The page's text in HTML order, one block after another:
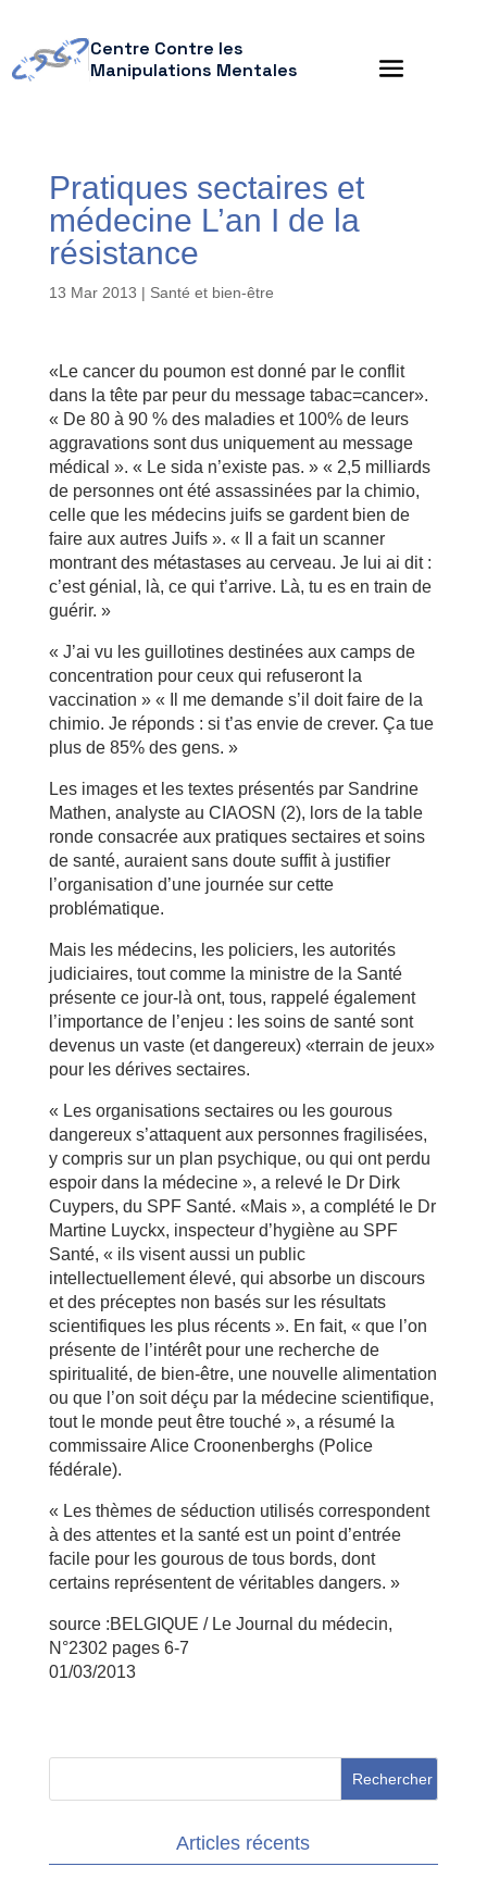
Centre Contre les
Manipulations Mentales
Pratiques sectaires et
médecine L’an I de la
résistance
13 Mar 2013 | Santé et bien-être
«Le cancer du poumon est donné par le conflit
dans la tête par peur du message tabac=cancer».
« De 80 à 90 % des maladies et 100% de leurs
aggravations sont dus uniquement au message
médical ». « Le sida n’existe pas. » « 2,5 milliards
de personnes ont été assassinées par la chimio,
celle que les médecins juifs se gardent bien de
faire aux autres Juifs ». « Il a fait un scanner
montrant des métastases au cerveau. Je lui ai dit :
c’est génial, là, ce qui t’arrive. Là, tu es en train de
guérir. »
« J’ai vu les guillotines destinées aux camps de
concentration pour ceux qui refuseront la
vaccination » « Il me demande s’il doit faire de la
chimio. Je réponds : si t’as envie de crever. Ça tue
plus de 85% des gens. »
Les images et les textes présentés par Sandrine
Mathen, analyste au CIAOSN (2), lors de la table
ronde consacrée aux pratiques sectaires et soins
de santé, auraient sans doute suffit à justifier
l’organisation d’une journée sur cette
problématique.
Mais les médecins, les policiers, les autorités
judiciaires, tout comme la ministre de la Santé
présente ce jour-là ont, tous, rappelé également
l’importance de l’enjeu : les soins de santé sont
devenus un vaste (et dangereux) «terrain de jeux»
pour les dérives sectaires.
« Les organisations sectaires ou les gourous
dangereux s’attaquent aux personnes fragilisées,
y compris sur un plan psychique, ou qui ont perdu
espoir dans la médecine », a relevé le Dr Dirk
Cuypers, du SPF Santé. «Mais », a complété le Dr
Martine Luyckx, inspecteur d’hygiène au SPF
Santé, « ils visent aussi un public
intellectuellement élevé, qui absorbe un discours
et des préceptes non basés sur les résultats
scientifiques les plus récents ». En fait, « que l’on
présente de l’intérêt pour une recherche de
spiritualité, de bien-être, une nouvelle alimentation
ou que l’on soit déçu par la médecine scientifique,
tout le monde peut être touché », a résumé la
commissaire Alice Croonenberghs (Police
fédérale).
« Les thèmes de séduction utilisés correspondent
à des attentes et la santé est un point d’entrée
facile pour les gourous de tous bords, dont
certains représentent de véritables dangers. »
source :BELGIQUE / Le Journal du médecin,
N°2302 pages 6-7
01/03/2013
Articles récents